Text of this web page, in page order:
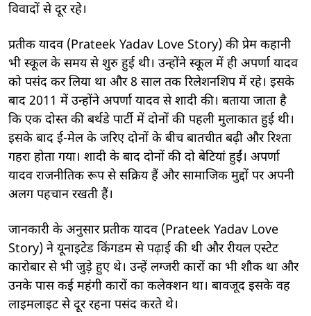
विवादों से दूर रहे।
प्रतीक यादव (Prateek Yadav Love Story) की प्रेम कहानी
भी स्कूल के समय से शुरु हुई थी। उन्होंने स्कूल में ही अपर्णा यादव
को पसंद कर लिया था और 8 साल तक रिलेशनशिप में रहे। इसके
बाद 2011 में उन्होंने अपर्णा यादव से शादी की। बताया जाता है
कि एक दोस्त की बर्थडे पार्टी में दोनों की पहली मुलाकात हुई थी।
इसके बाद ई-मेल के जरिए दोनों के बीच बातचीत बढ़ी और रिश्ता
गहरा होता गया। शादी के बाद दोनों की दो बेटियां हुईं। अपर्णा
यादव राजनीतिक रूप से सक्रिय हैं और सामाजिक मुद्दों पर अपनी
अलग पहचान रखती हैं।
जानकारी के अनुसार प्रतीक यादव (Prateek Yadav Love
Story) ने यूनाइटेड किंगडम से पढ़ाई की थी और रीयल एस्टेट
कारोबार से भी जुड़े हुए थे। उन्हें लग्जरी कारों का भी शौक था और
उनके पास कई महंगी कारों का कलेक्शन था। बावजूद इसके वह
लाइमलाइट से दूर रहना पसंद करते थे।